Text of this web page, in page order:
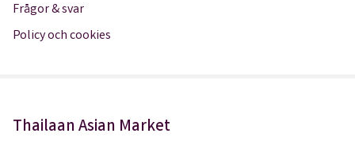
Frågor & svar
Policy och cookies
Thailaan Asian Market